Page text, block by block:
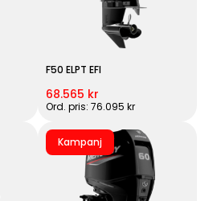
F50 ELPT EFI
68.565 kr
Ord. pris: 76.095 kr
Kampanj